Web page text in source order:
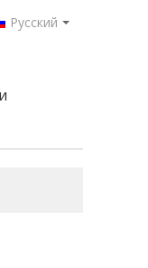
Русский